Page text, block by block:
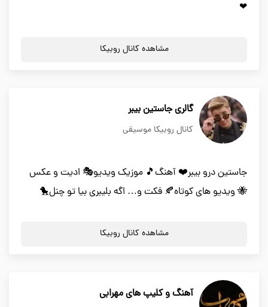
❤
مشاهده کانال روبیکا
گالری جاستین بیبر
کانال روبیکا موسیقی
جاستین درو بیبر❤️ آهنگ🎵 موزیک ویدیو🎭 ادیت و عکس
🐝 ویدیو های کوتاه🍂 فکت و… اگه بلیبری بیا تو چنل🐤
مشاهده کانال روبیکا
آهنگ و کلیپ های مهرابی